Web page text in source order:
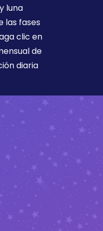
luna
las fases
clic en
de
diaria